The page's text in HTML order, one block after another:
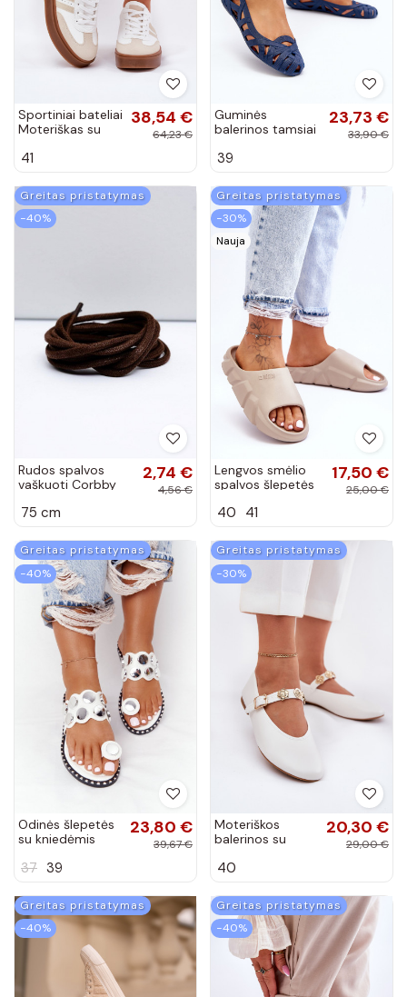
Sportiniai bateliai
Moteriškas su
dirbtinės odos
spalvos...
38,54 €
64,23 €
41
Guminės
balerinos tamsiai
Salam
23,73 €
33,90 €
39
Greitas pristatymas
−40%
Rudos spalvos
vaškuoti Corbby
2,74 €
4,56 €
75 cm
Greitas pristatymas
−30%
Nauja
Lengvos smėlio
spalvos šlepetės
17,50 €
25,00 €
40 41
Greitas pristatymas
−40%
Odinės šlepetės
su kniedėmis
Ava
23,80 €
39,67 €
37 39
Greitas pristatymas
−30%
Moteriškos
balerinos su
spalvos sagtimis
spalvos
20,30 €
29,00 €
40
Greitas pristatymas
−40%
Greitas pristatymas
−40%